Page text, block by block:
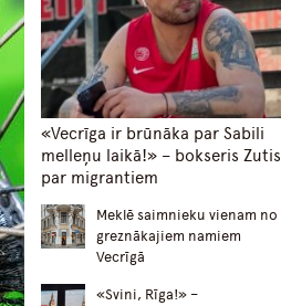
«Vecrīga ir brūnāka par Sabili
melleņu laikā!» – bokseris Zutis
par migrantiem
Meklē saimnieku vienam no
greznākajiem namiem
Vecrīgā
«Svini, Rīga!» –